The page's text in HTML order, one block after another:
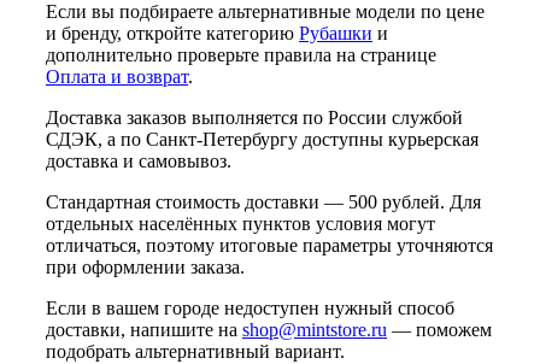
Если вы подбираете альтернативные модели по цене
и бренду, откройте категорию Рубашки и
дополнительно проверьте правила на странице
Оплата и возврат.
Доставка заказов выполняется по России службой
СДЭК, а по Санкт-Петербургу доступны курьерская
доставка и самовывоз.
Стандартная стоимость доставки — 500 рублей. Для
отдельных населённых пунктов условия могут
отличаться, поэтому итоговые параметры уточняются
при оформлении заказа.
Если в вашем городе недоступен нужный способ
доставки, напишите на shop@mintstore.ru — поможем
подобрать альтернативный вариант.